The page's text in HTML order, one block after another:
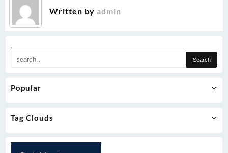
.
Popular
Tag Clouds
Written by admin